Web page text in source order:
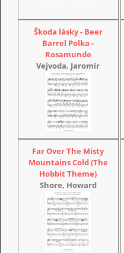
Škoda lásky - Beer
Barrel Polka -
Rosamunde
Vejvoda, Jaromír
Far Over The Misty
Mountains Cold (The
Hobbit Theme)
Shore, Howard